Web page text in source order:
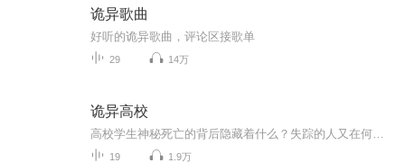
诡异歌曲
好听的诡异歌曲，评论区接歌单
29 14万
诡异高校
19 1.9万